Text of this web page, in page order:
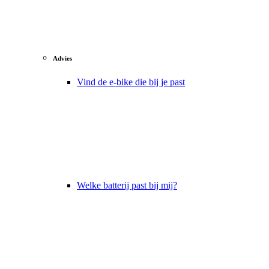
Advies
Vind de e-bike die bij je past
Welke batterij past bij mij?